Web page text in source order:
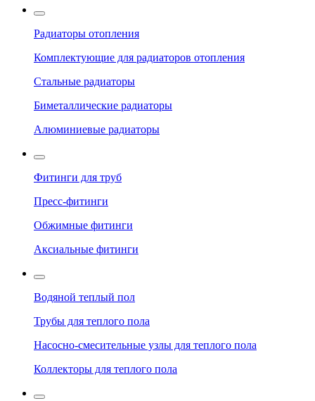
Радиаторы отопления
Комплектующие для радиаторов отопления
Стальные радиаторы
Биметаллические радиаторы
Алюминиевые радиаторы
Фитинги для труб
Пресс-фитинги
Обжимные фитинги
Аксиальные фитинги
Водяной теплый пол
Трубы для теплого пола
Насосно-смесительные узлы для теплого пола
Коллекторы для теплого пола